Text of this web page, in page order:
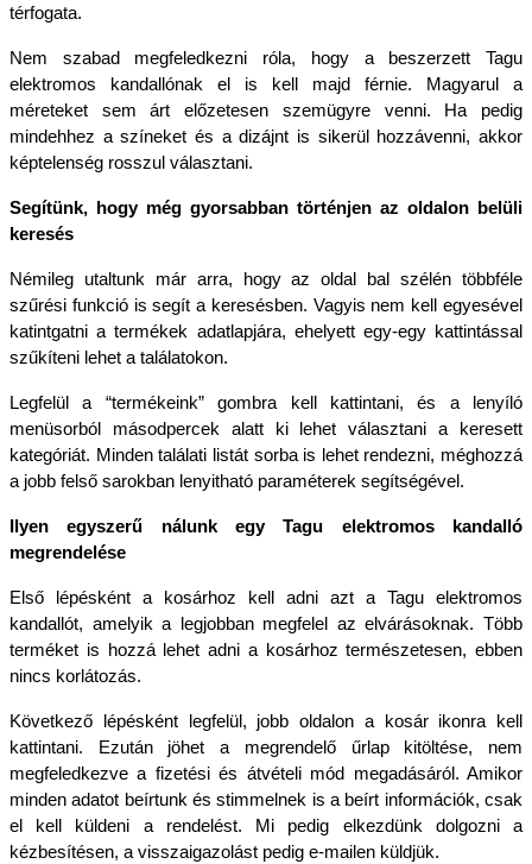
térfogata.
Nem szabad megfeledkezni róla, hogy a beszerzett Tagu
elektromos kandallónak el is kell majd férnie. Magyarul a
méreteket sem árt előzetesen szemügyre venni. Ha pedig
mindehhez a színeket és a dizájnt is sikerül hozzávenni, akkor
képtelenség rosszul választani.
Segítünk, hogy még gyorsabban történjen az oldalon belüli
keresés
Némileg utaltunk már arra, hogy az oldal bal szélén többféle
szűrési funkció is segít a keresésben. Vagyis nem kell egyesével
katintgatni a termékek adatlapjára, ehelyett egy-egy kattintással
szűkíteni lehet a találatokon.
Legfelül a “termékeink” gombra kell kattintani, és a lenyíló
menüsorból másodpercek alatt ki lehet választani a keresett
kategóriát. Minden találati listát sorba is lehet rendezni, méghozzá
a jobb felső sarokban lenyitható paraméterek segítségével.
Ilyen egyszerű nálunk egy Tagu elektromos kandalló
megrendelése
Első lépésként a kosárhoz kell adni azt a Tagu elektromos
kandallót, amelyik a legjobban megfelel az elvárásoknak. Több
terméket is hozzá lehet adni a kosárhoz természetesen, ebben
nincs korlátozás.
Következő lépésként legfelül, jobb oldalon a kosár ikonra kell
kattintani. Ezután jöhet a megrendelő űrlap kitöltése, nem
megfeledkezve a fizetési és átvételi mód megadásáról. Amikor
minden adatot beírtunk és stimmelnek is a beírt információk, csak
el kell küldeni a rendelést. Mi pedig elkezdünk dolgozni a
kézbesítésen, a visszaigazolást pedig e-mailen küldjük.